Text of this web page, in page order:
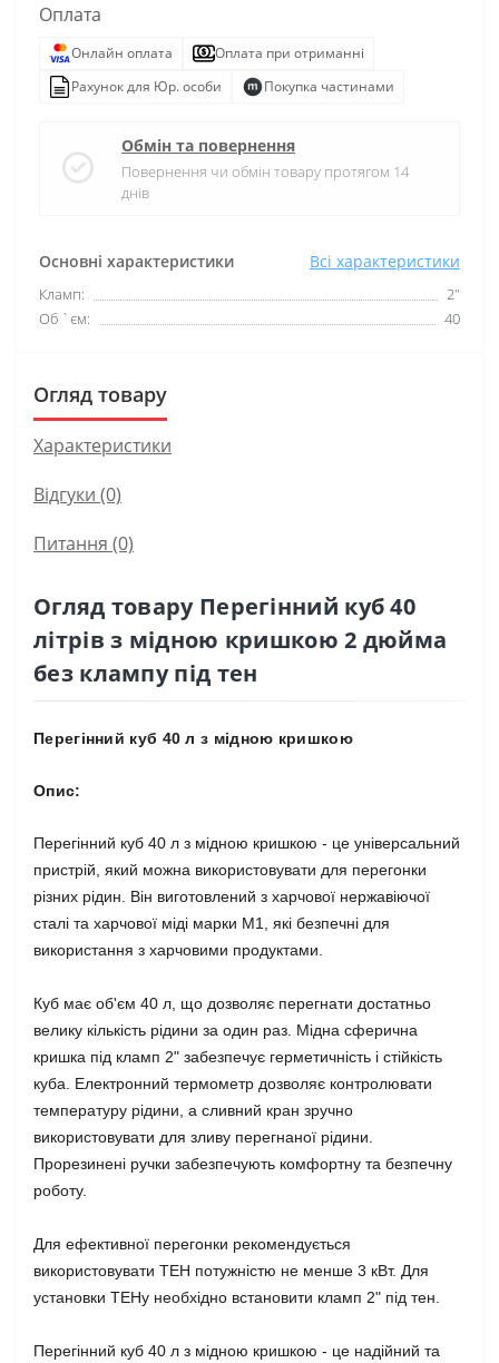
Основні характеристики Всі характеристики
Кламп:
2"
Об `єм:
40
Оплата
Онлайн оплата
Оплата при отриманні
Рахунок для Юр. особи
Покупка частинами
Обмін та повернення
Повернення чи обмін товару протягом 14
днів
Огляд товару
Характеристики
Відгуки (0)
Питання (0)
Огляд товару Перегінний куб 40
літрів з мідною кришкою 2 дюйма
без клампу під тен
Перегінний куб 40 л з мідною кришкою
Опис:
Перегінний куб 40 л з мідною кришкою - це універсальний
пристрій, який можна використовувати для перегонки
різних рідин. Він виготовлений з харчової нержавіючої
сталі та харчової міді марки М1, які безпечні для
використання з харчовими продуктами.
Куб має об'єм 40 л, що дозволяє перегнати достатньо
велику кількість рідини за один раз. Мідна сферична
кришка під кламп 2" забезпечує герметичність і стійкість
куба. Електронний термометр дозволяє контролювати
температуру рідини, а сливний кран зручно
використовувати для зливу перегнаної рідини.
Прорезинені ручки забезпечують комфортну та безпечну
роботу.
Для ефективної перегонки рекомендується
використовувати ТЕН потужністю не менше 3 кВт. Для
установки ТЕНу необхідно встановити кламп 2" під тен.
Перегінний куб 40 л з мідною кришкою - це надійний та